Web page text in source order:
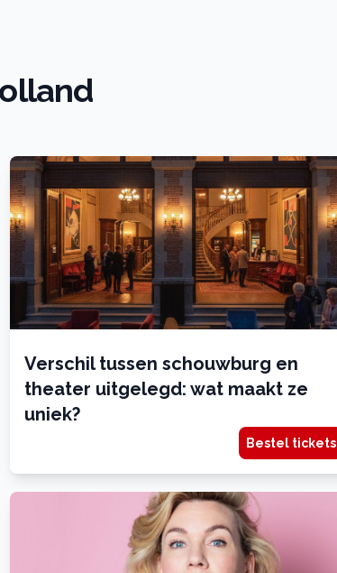
Verschil tussen schouwburg en
theater uitgelegd: wat maakt ze
uniek?
Bestel tickets